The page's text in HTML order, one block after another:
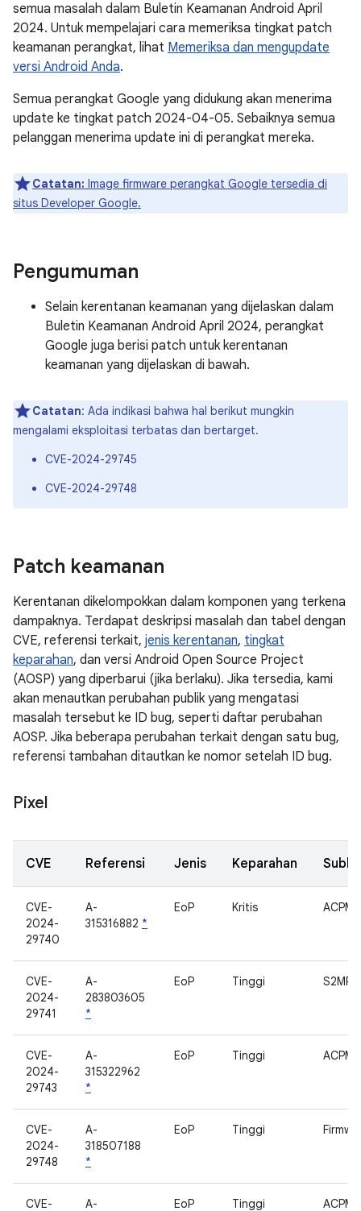
semua masalah dalam Buletin Keamanan Android April
2024. Untuk mempelajari cara memeriksa tingkat patch
keamanan perangkat, lihat Memeriksa dan mengupdate
versi Android Anda.
Semua perangkat Google yang didukung akan menerima
update ke tingkat patch 2024-04-05. Sebaiknya semua
pelanggan menerima update ini di perangkat mereka.
Catatan: Image firmware perangkat Google tersedia di
situs Developer Google.
Pengumuman
Selain kerentanan keamanan yang dijelaskan dalam
Buletin Keamanan Android April 2024, perangkat
Google juga berisi patch untuk kerentanan
keamanan yang dijelaskan di bawah.
Catatan: Ada indikasi bahwa hal berikut mungkin
mengalami eksploitasi terbatas dan bertarget.
CVE-2024-29745
CVE-2024-29748
Patch keamanan
Kerentanan dikelompokkan dalam komponen yang terkena
dampaknya. Terdapat deskripsi masalah dan tabel dengan
CVE, referensi terkait, jenis kerentanan, tingkat
keparahan, dan versi Android Open Source Project
(AOSP) yang diperbarui (jika berlaku). Jika tersedia, kami
akan menautkan perubahan publik yang mengatasi
masalah tersebut ke ID bug, seperti daftar perubahan
AOSP. Jika beberapa perubahan terkait dengan satu bug,
referensi tambahan ditautkan ke nomor setelah ID bug.
Pixel
CVE Referensi Jenis Keparahan
CVE-
2024-
29740
A-
315316882 *
EoP Kritis ACPM
CVE-
2024-
29741
A-
283803605
*
EoP Tinggi S2MPU
CVE-
2024-
29743
A-
315322962
*
EoP Tinggi ACPM
CVE-
2024-
29748
A-
318507188
*
EoP Tinggi
CVE- A- EoP Tinggi ACPM